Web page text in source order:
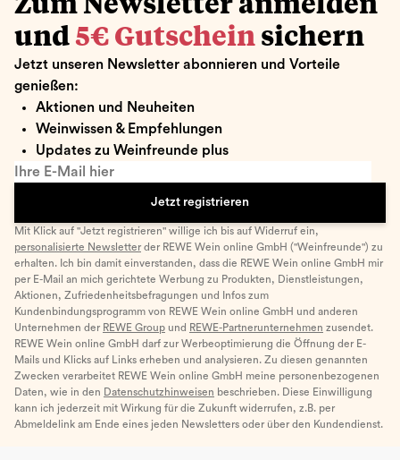
und 5€ Gutschein sichern
Jetzt unseren Newsletter abonnieren und Vorteile
genießen:
Aktionen und Neuheiten
Weinwissen & Empfehlungen
Updates zu Weinfreunde plus
Ihre E-Mail hier
Jetzt registrieren
Mit Klick auf "Jetzt registrieren" willige ich bis auf Widerruf ein,
personalisierte Newsletter der REWE Wein online GmbH ("Weinfreunde") zu
erhalten. Ich bin damit einverstanden, dass die REWE Wein online GmbH mir
per E-Mail an mich gerichtete Werbung zu Produkten, Dienstleistungen,
Aktionen, Zufriedenheitsbefragungen und Infos zum
Kundenbindungsprogramm von REWE Wein online GmbH und anderen
Unternehmen der REWE Group und REWE-Partnerunternehmen zusendet.
REWE Wein online GmbH darf zur Werbeoptimierung die Öffnung der E-
Mails und Klicks auf Links erheben und analysieren. Zu diesen genannten
Zwecken verarbeitet REWE Wein online GmbH meine personenbezogenen
Daten, wie in den Datenschutzhinweisen beschrieben. Diese Einwilligung
kann ich jederzeit mit Wirkung für die Zukunft widerrufen, z.B. per
Abmeldelink am Ende eines jeden Newsletters oder über den Kundendienst.